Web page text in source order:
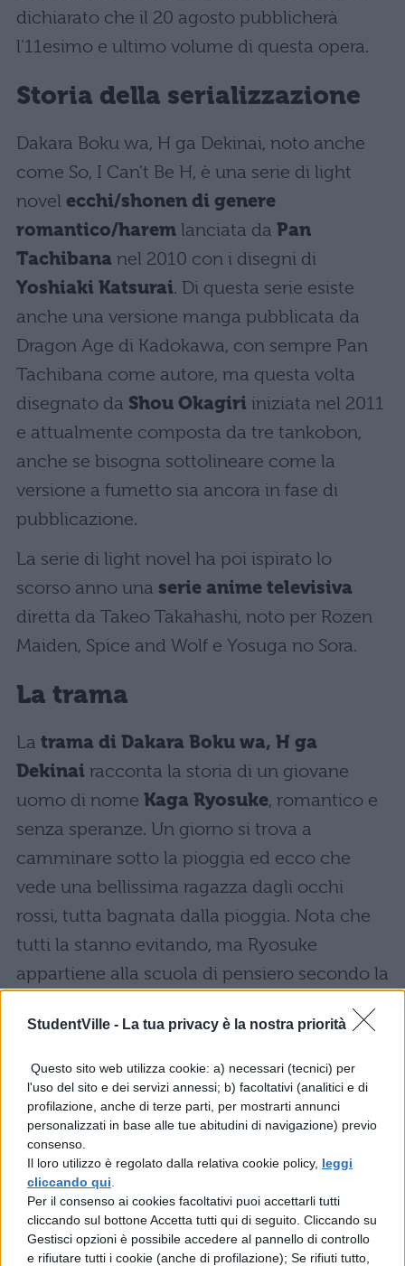
StudentVille - La tua privacy è la nostra priorità
Questo sito web utilizza cookie: a) necessari (tecnici) per
l'uso del sito e dei servizi annessi; b) facoltativi (analitici e di
profilazione, anche di terze parti, per mostrarti annunci
personalizzati in base alle tue abitudini di navigazione) previo
consenso.
Il loro utilizzo è regolato dalla relativa cookie policy, leggi
cliccando qui
Per il consenso ai cookies facoltativi puoi accettarli tutti
cliccando sul bottone Accetta tutti qui di seguito. Cliccando su
Gestisci opzioni è possibile accedere al pannello di controllo
e rifiutare tutti i cookie (anche di profilazione); Se rifiuti tutto,
dichiarato che il 20 agosto pubblicherà
l’11esimo e ultimo volume di questa opera.
Storia della serializzazione
Dakara Boku wa, H ga Dekinai, noto anche
come So, I Can’t Be H, è una serie di light
novel ecchi/shonen di genere
romantico/harem lanciata da Pan
Tachibana nel 2010 con i disegni di
Yoshiaki Katsurai. Di questa serie esiste
anche una versione manga pubblicata da
Dragon Age di Kadokawa, con sempre Pan
Tachibana come autore, ma questa volta
disegnato da Shou Okagiri iniziata nel 2011
e attualmente composta da tre tankobon,
anche se bisogna sottolineare come la
versione a fumetto sia ancora in fase di
pubblicazione.
La serie di light novel ha poi ispirato lo
scorso anno una serie anime televisiva
diretta da Takeo Takahashi, noto per Rozen
Maiden, Spice and Wolf e Yosuga no Sora.
La trama
La trama di Dakara Boku wa, H ga
Dekinai racconta la storia di un giovane
uomo di nome Kaga Ryosuke, romantico e
senza speranze. Un giorno si trova a
camminare sotto la pioggia ed ecco che
vede una bellissima ragazza dagli occhi
rossi, tutta bagnata dalla pioggia. Nota che
tutti la stanno evitando, ma Ryosuke
appartiene alla scuola di pensiero secondo la
suo aiuto, conducendola a casa sua per
aiutarla ad asciugarsi.
Ryosuke non può certo immaginare quello
che sta per capitarli: la bella ragazza lo
pugnala al petto, quindi lui dovrebbe essere
morto, ma non lo è. Come mai? Chi è quella
bella ragazza? Ecco che Ryosuke si trova a
lottare per riconquistare il suo lato amoroso